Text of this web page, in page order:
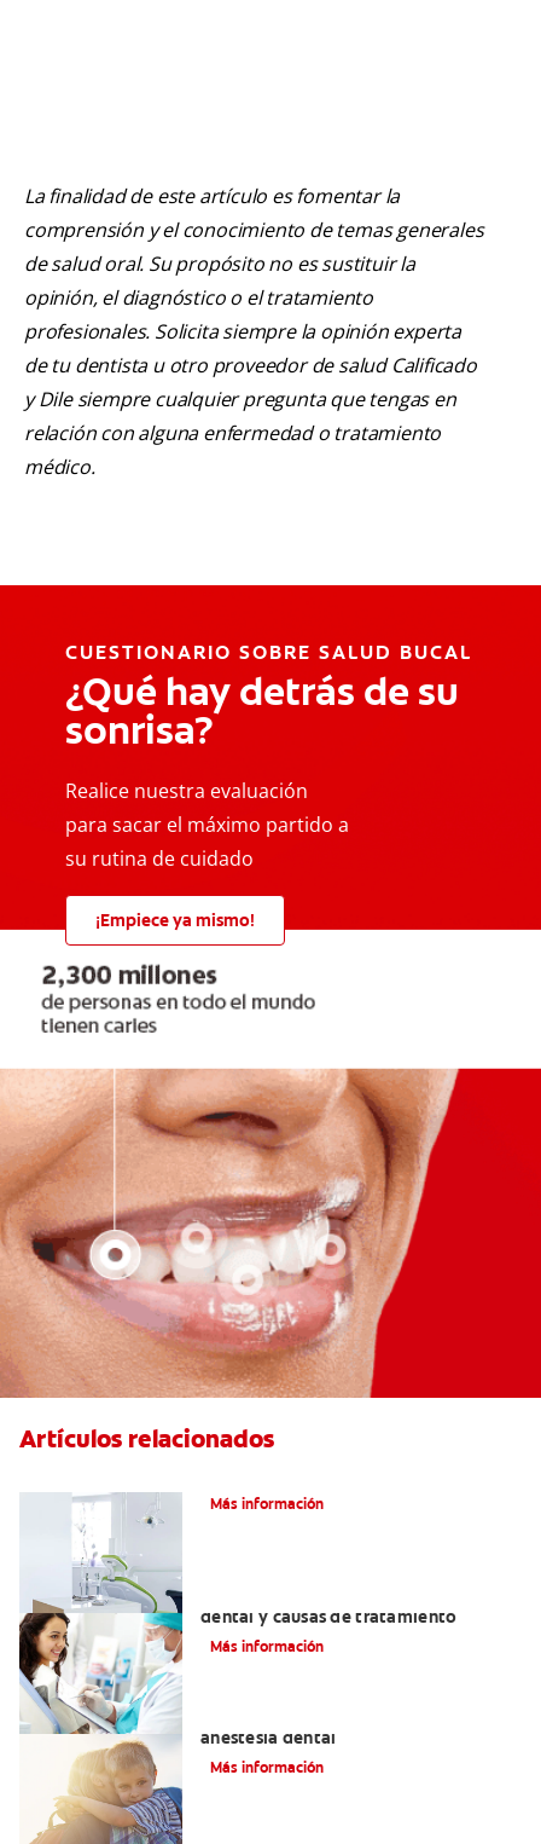
La finalidad de este artículo es fomentar la
comprensión y el conocimiento de temas generales
de salud oral. Su propósito no es sustituir la
opinión, el diagnóstico o el tratamiento
profesionales. Solicita siempre la opinión experta
de tu dentista u otro proveedor de salud Calificado
y Dile siempre cualquier pregunta que tengas en
relación con alguna enfermedad o tratamiento
médico.
CUESTIONARIO SOBRE SALUD BUCAL
¿Qué hay detrás de su
sonrisa?
Realice nuestra evaluación
para sacar el máximo partido a
su rutina de cuidado
¡Empiece ya mismo!
Artículos relacionados
Más información
dental y causas de tratamiento
Más información
anestesia dental
Más información